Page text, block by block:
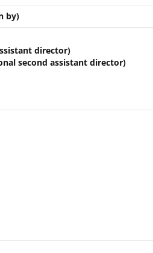
by)
director)
second assistant director)